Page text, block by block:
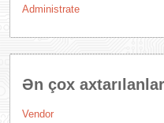
Administrate
Ən çox axtarılanlar
Vendor